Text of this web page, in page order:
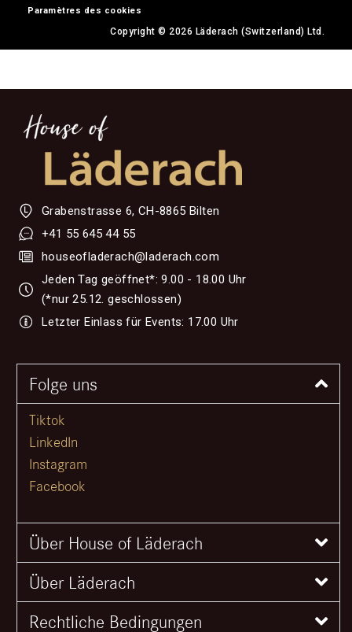
Paramètres des cookies
Copyright © 2026 Läderach (Switzerland) Ltd.
Grabenstrasse 6, CH-8865 Bilten
+41 55 645 44 55
houseofladerach@laderach.com
Jeden Tag geöffnet*: 9.00 - 18.00 Uhr
(*nur 25.12. geschlossen)
Letzter Einlass für Events: 17.00 Uhr
Folge uns
Tiktok
LinkedIn
Instagram
Facebook
Über House of Läderach
Über Läderach
Rechtliche Bedingungen